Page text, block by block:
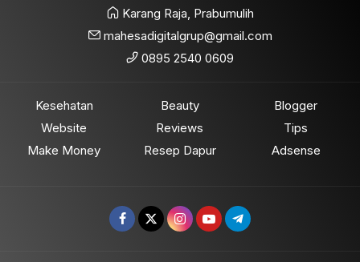
Karang Raja, Prabumulih
mahesadigitalgrup@gmail.com
0895 2540 0609
Kesehatan
Website
Make Money
Beauty
Reviews
Resep Dapur
Blogger
Tips
Adsense